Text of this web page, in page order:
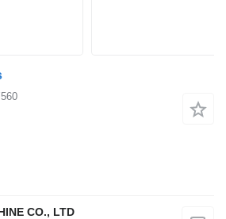
CO., LTD